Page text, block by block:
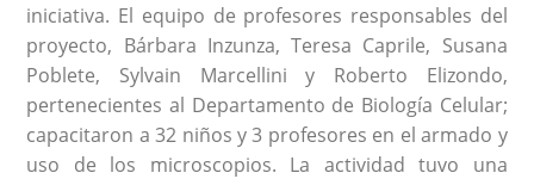
iniciativa. El equipo de profesores responsables del
proyecto, Bárbara Inzunza, Teresa Caprile, Susana
Poblete, Sylvain Marcellini y Roberto Elizondo,
pertenecientes al Departamento de Biología Celular;
capacitaron a 32 niños y 3 profesores en el armado y
uso de los microscopios. La actividad tuvo una